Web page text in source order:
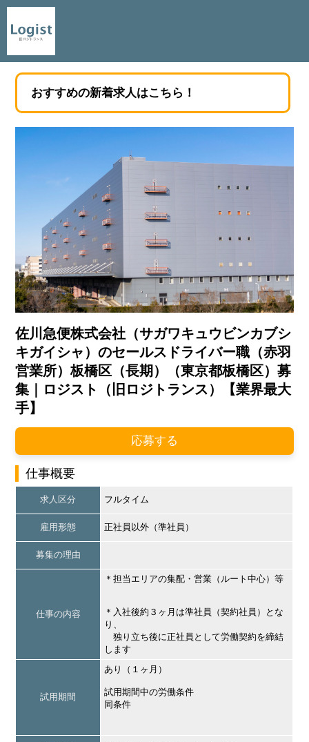
おすすめの新着求人はこちら！
佐川急便株式会社（サガワキュウビンカブシ
キガイシャ）のセールスドライバー職（赤羽
営業所）板橋区（長期）（東京都板橋区）募
集｜ロジスト（旧ロジトランス）【業界最大
手】
応募する
仕事概要
求人区分 フルタイム
雇用形態 正社員以外（準社員）
募集の理由
仕事の内容
＊担当エリアの集配・営業（ルート中心）等
＊入社後約３ヶ月は準社員（契約社員）とな
り、
独り立ち後に正社員として労働契約を締結
します
試用期間
あり（１ヶ月）
試用期間中の労働条件
同条件